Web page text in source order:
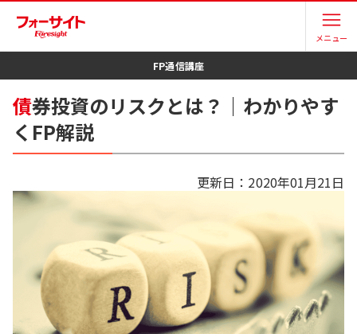
メニュー
FP通信講座
債券投資のリスクとは？｜わかりやす
くFP解説
更新日： 2020年01月21日